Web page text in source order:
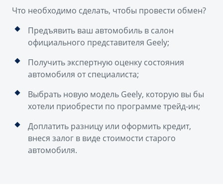
Что необходимо сделать, чтобы провести обмен?
Предъявить ваш автомобиль в салон
официального представителя Geely;
Получить экспертную оценку состояния
автомобиля от специалиста;
Выбрать новую модель Geely, которую вы бы
хотели приобрести по программе трейд-ин;
Доплатить разницу или оформить кредит,
внеся залог в виде стоимости старого
автомобиля.